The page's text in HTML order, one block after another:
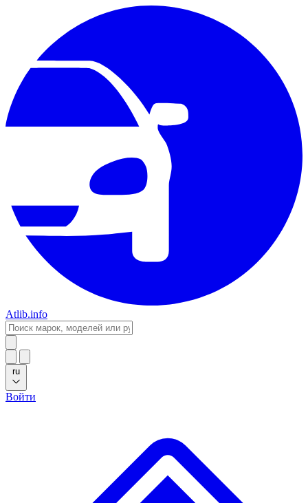
Atlib.info
ru
Войти